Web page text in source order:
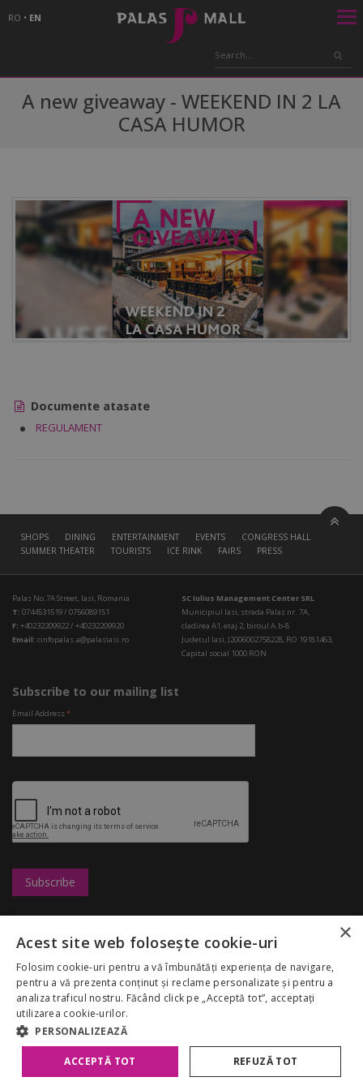
RO • EN
A new giveaway - WEEKEND IN 2 LA
CASA HUMOR
Documente atasate
REGULAMENT
SHOPS DINING ENTERTAINMENT EVENTS
CONGRESS HALL
SUMMER THEATER
TOURISTS ICE RINK FAIRS PRESS
Palas No.7A Street, Iasi, Romania
T: 0744531519 / 0756089151
F: +40232209922 / +40232209920
Email: cinfopalas.a@palasiasi.ro
SC Iulius Management Center SRL
Municipiul Iasi, strada Palas nr. 7A,
cladirea A1, etaj 2, biroul A.b-8
Judetul Iasi, J2006002758228, RO 19181463,
Capital social 1000 RON
Subscribe to our mailing list
Email Address*
Marketing
Palas Mall
Rules
My Account
GDPR
Congresshall
Fairs
Restaurants
Discounts
Despre noi
Copyright 2026 Palas Mall. All rights reserved.
×
Acest site web folosește cookie-uri
Folosim cookie-uri pentru a vă îmbunătăți experiența de navigare,
pentru a vă prezenta conținut și reclame personalizate și pentru a
analiza traficul nostru. Făcând click pe „Acceptă tot”, acceptați
utilizarea cookie-urilor.
PERSONALIZEAZĂ
ACCEPTĂ TOT REFUZĂ TOT